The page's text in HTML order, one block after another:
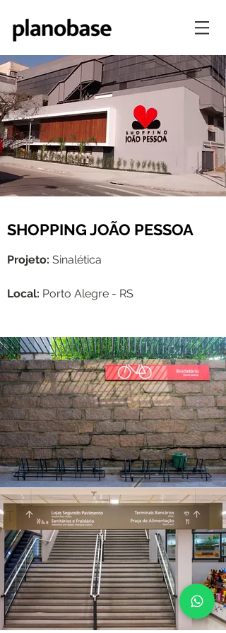
SHOPPING JOÃO PESSOA
Projeto: Sinalética
Local: Porto Alegre - RS